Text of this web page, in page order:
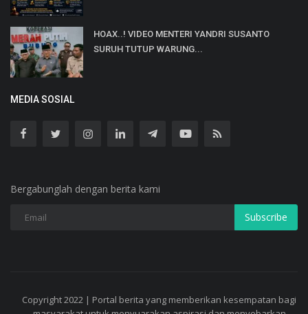
HOAX..! VIDEO MENTERI YANDRI SUSANTO
SURUH TUTUP WARUNG...
MEDIA SOSIAL
Bergabunglah dengan berita kami
Subscribe
Copyright 2022 | Portal berita yang memberikan kesempatan bagi